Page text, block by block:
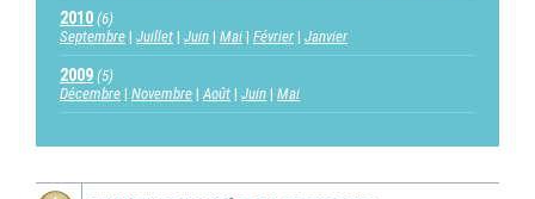
2010 (6)
Septembre Juillet Juin Mai Février Janvier
2009 (5)
Décembre Novembre Août Juin Mai